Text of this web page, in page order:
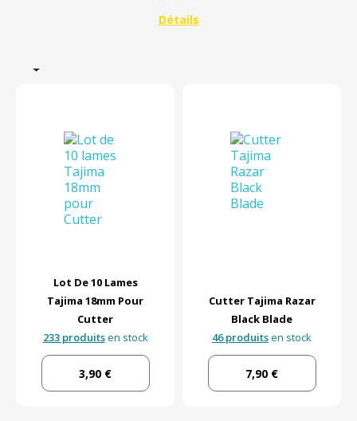
Lot De 10 Lames
Tajima 18mm Pour
Cutter
233 produitsen stock
3,90 €
Cutter Tajima Razar
Black Blade
46 produitsen stock
7,90 €